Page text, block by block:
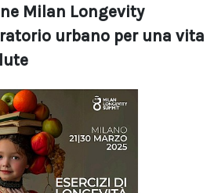
Milan Longevity
urbano per una vita